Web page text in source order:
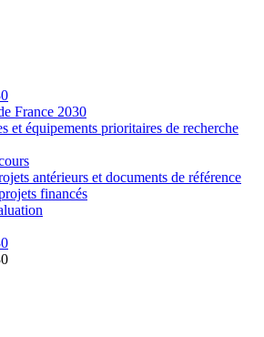
France 2030
et équipements prioritaires de recherche
antérieurs et documents de référence
financés